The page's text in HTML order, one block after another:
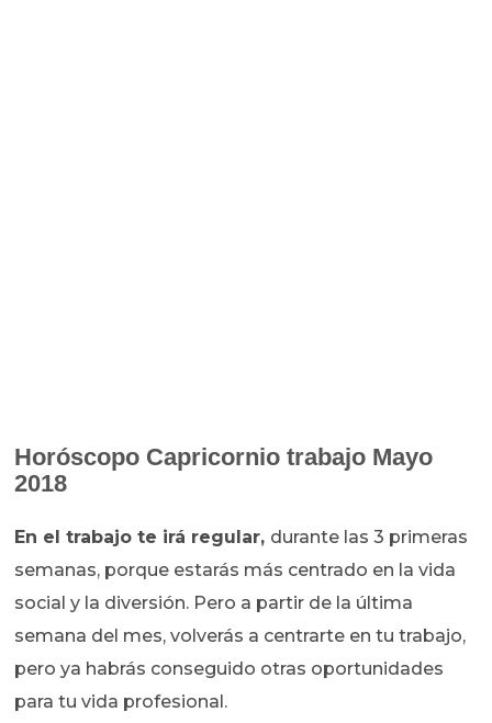
Horóscopo Capricornio trabajo Mayo
2018
En el trabajo te irá regular, durante las 3 primeras
semanas, porque estarás más centrado en la vida
social y la diversión. Pero a partir de la última
semana del mes, volverás a centrarte en tu trabajo,
pero ya habrás conseguido otras oportunidades
para tu vida profesional.